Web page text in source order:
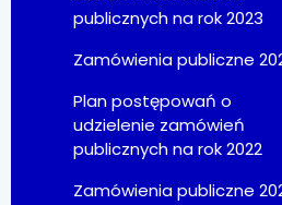
publicznych na rok 2023
Zamówienia publiczne
Plan postępowań o
udzielenie zamówień
publicznych na rok 2022
Zamówienia publiczne